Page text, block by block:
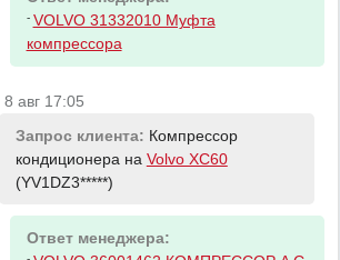
- VOLVO 31332010 Муфта
компрессора
8 авг 17:05
Запрос клиента: Компрессор
кондиционера на Volvo XC60
(YV1DZ3*****)
Ответ менеджера: